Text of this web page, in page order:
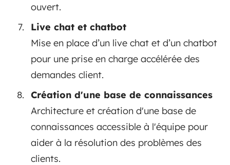
ouvert.
Live chat et chatbot
Mise en place d’un live chat et d’un chatbot
pour une prise en charge accélérée des
demandes client.
Création d'une base de connaissances
Architecture et création d'une base de
connaissances accessible à l'équipe pour
aider à la résolution des problèmes des
clients.